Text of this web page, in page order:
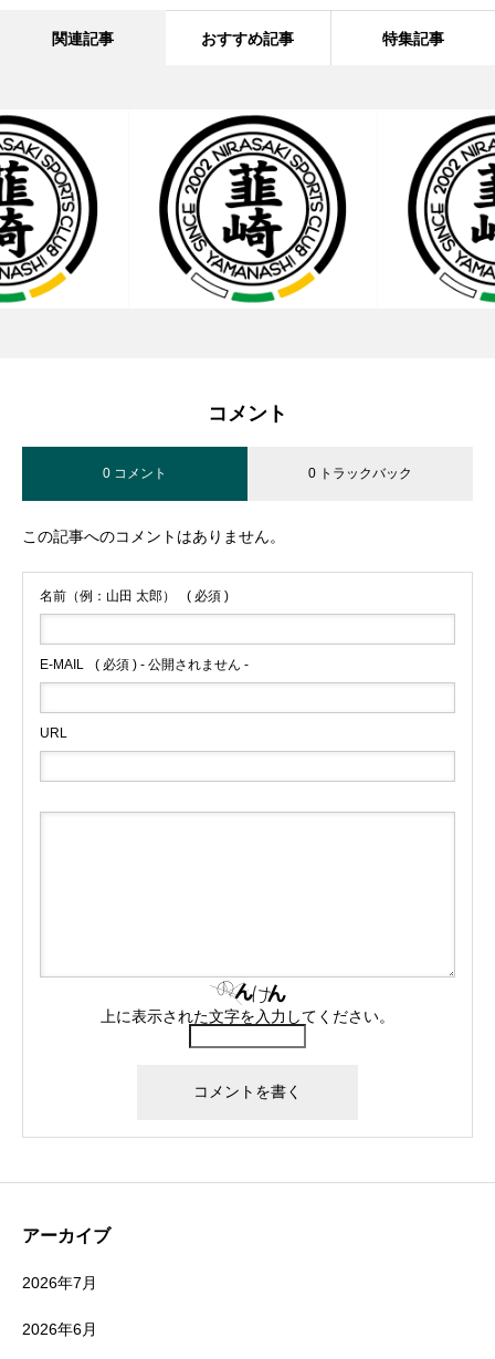
関連記事 おすすめ記事 特集記事
コメント
0 コメント 0 トラックバック
この記事へのコメントはありません。
名前（例：山田 太郎） ( 必須 )
E-MAIL ( 必須 ) - 公開されません -
URL
上に表示された文字を入力してください。
アーカイブ
2026年7月
2026年6月